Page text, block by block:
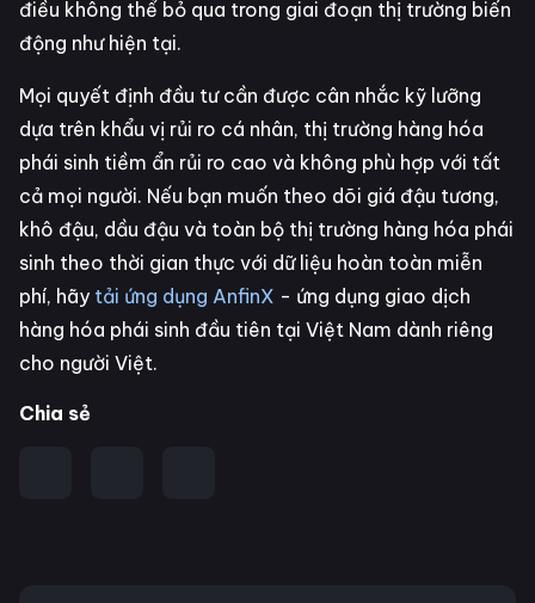
điều không thể bỏ qua trong giai đoạn thị trường biến
động như hiện tại.
Mọi quyết định đầu tư cần được cân nhắc kỹ lưỡng
dựa trên khẩu vị rủi ro cá nhân, thị trường hàng hóa
phái sinh tiềm ẩn rủi ro cao và không phù hợp với tất
cả mọi người. Nếu bạn muốn theo dõi giá đậu tương,
khô đậu, dầu đậu và toàn bộ thị trường hàng hóa phái
sinh theo thời gian thực với dữ liệu hoàn toàn miễn
phí, hãy tải ứng dụng AnfinX - ứng dụng giao dịch
hàng hóa phái sinh đầu tiên tại Việt Nam dành riêng
cho người Việt.
Chia sẻ